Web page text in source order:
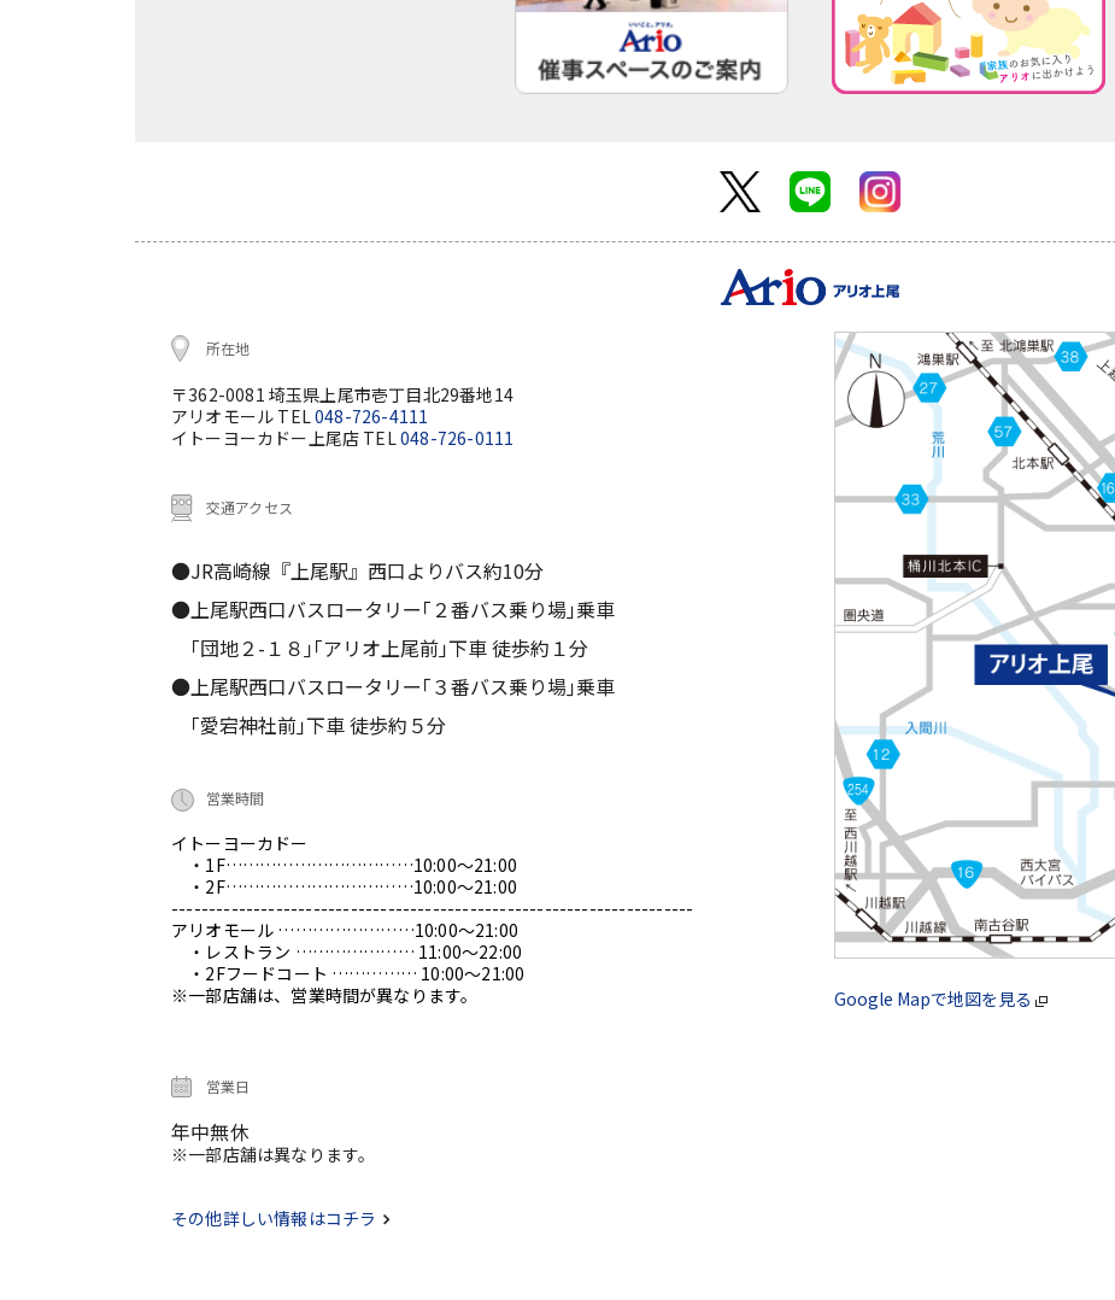
所在地
〒362-0081 埼玉県上尾市壱丁目北29番地14
アリオモール TEL048-726-4111
イトーヨーカドー上尾店 TEL048-726-0111
交通アクセス
●JR高崎線『上尾駅』西口よりバス約10分
●上尾駅西口バスロータリー｢２番バス乗り場｣乗車
｢団地２-１８｣｢アリオ上尾前｣下車 徒歩約１分
●上尾駅西口バスロータリー｢３番バス乗り場｣乗車
｢愛宕神社前｣下車 徒歩約５分
営業時間
イトーヨーカドー
・1F……………………………10:00～21:00
・2F……………………………10:00～21:00
----------------------------------------------------------------------
アリオモール ……………………10:00～21:00
・レストラン ………………… 11:00～22:00
・2Fフードコート …………… 10:00～21:00
※一部店舗は、営業時間が異なります。
営業日
年中無休
※一部店舗は異なります。
その他詳しい情報はコチラ
Google Mapで地図を見る